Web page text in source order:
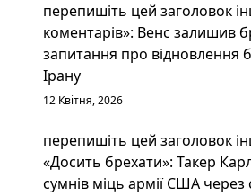
перепишіть цей заголовок
коментарів»: Венс залишив
запитання про відновлення
Ірану
12 Квітня, 2026
перепишіть цей заголовок
«Досить брехати»: Такер
сумнів міць армії США через